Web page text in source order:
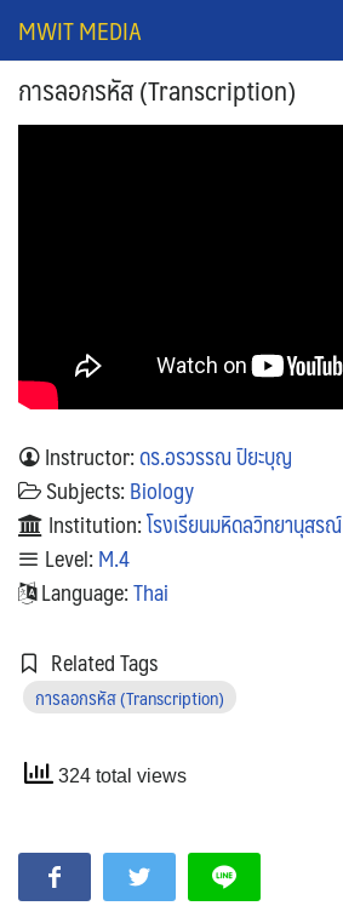
Search
for:
MWIT MEDIA
การลอกรหัส (Transcription)
Instructor:ดร.อรวรรณ ปิยะบุญ
Subjects:Biology
Institution:โรงเรียนมหิดลวิทยานุสรณ์
Level:M.4
Language:Thai
Related Tags
การลอกรหัส (Transcription)
324 total views